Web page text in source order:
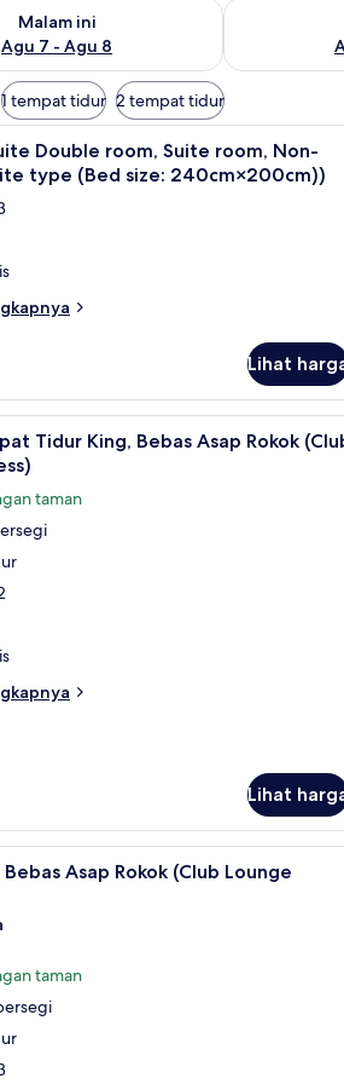
Malam ini
Agu 7 - Agu 8
untuk malam ini Agu 7 - Agu 8
Periksa
1 tempat tidur 2 tempat tidur
Kamar mandi | Bathtub dan
Double room, Suite room, Non-
type (Bed size: 240cm×200cm))
Lihat
Suite, 1 Tempat Tidur King,
Tidur King, Bebas Asap Rokok
taman
Lihat
Kamar Twin, Bebas Asap
Asap Rokok (Club Lounge
taman